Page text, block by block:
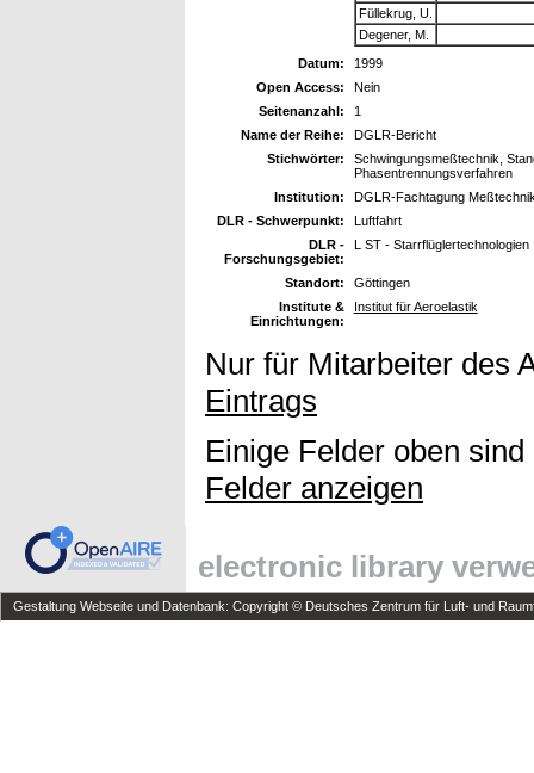
Füllekrug, U.
Degener, M.
Datum:
1999
Open Access:
Nein
Seitenanzahl:
1
Name der Reihe:
DGLR-Bericht
Stichwörter:
Schwingungsmeßtechnik,
Phasentrennungsverfahren
Institution:
DGLR-Fachtagung
DLR - Schwerpunkt:
Luftfahrt
DLR -
Forschungsgebiet:
L ST - Starrflüglertechnologien
Standort:
Göttingen
Institute &
Einrichtungen:
Institut für Aeroelastik
Nur für Mitarbeiter des
Eintrags
Einige Felder oben
Felder anzeigen
electronic library
Gestaltung Webseite und Datenbank: Copyright © Deutsches Zentrum für Luft- und